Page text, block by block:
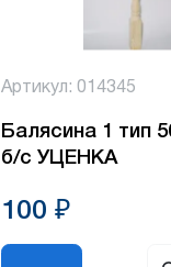
Артикул: 014345
Балясина 1 тип
б/с УЦЕНКА
100 ₽